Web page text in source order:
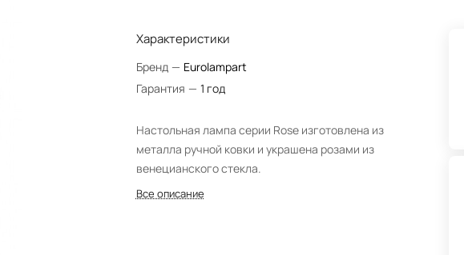
Характеристики
Бренд — Eurolampart
Гарантия — 1 год
Настольная лампа серии Rose изготовлена из
металла ручной ковки и украшена розами из
венецианского стекла.
Все описание